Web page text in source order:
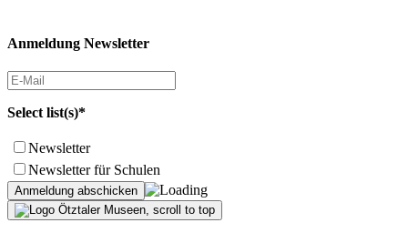
Anmeldung Newsletter
Select list(s)*
Newsletter
Newsletter für Schulen